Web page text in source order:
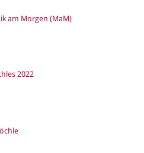
am Morgen (MaM)
2022